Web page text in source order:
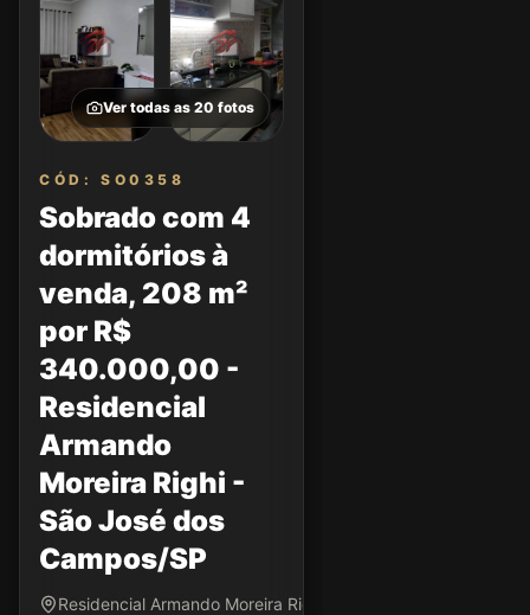
Ver todas as 20 fotos
CÓD: SO0358
Sobrado com 4
dormitórios à
venda, 208 m²
por R$
340.000,00 -
Residencial
Armando
Moreira Righi -
São José dos
Campos/SP
Residencial Armando Moreira Righi • São José dos Campos/